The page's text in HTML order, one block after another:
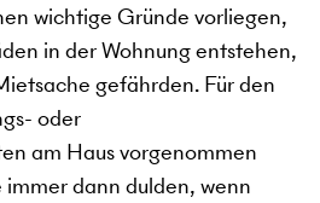
wichtige Gründe vorliegen,
in der Wohnung entstehen,
gefährden. Für den
oder
am Haus vorgenommen
immer dann dulden, wenn